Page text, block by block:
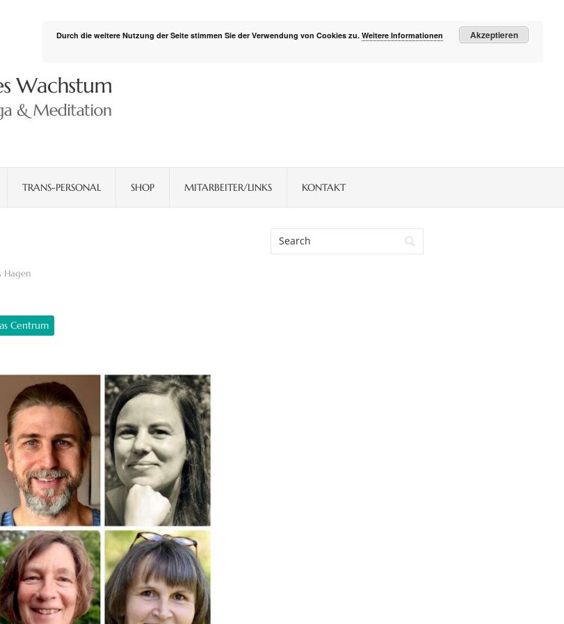
TRANS-PERSONAL SHOP MITARBEITER/LINKS KONTAKT
Hagen
Centrum
Durch die weitere Nutzung der Seite stimmen Sie der Verwendung von Cookies zu. Weitere Informationen Akzeptieren